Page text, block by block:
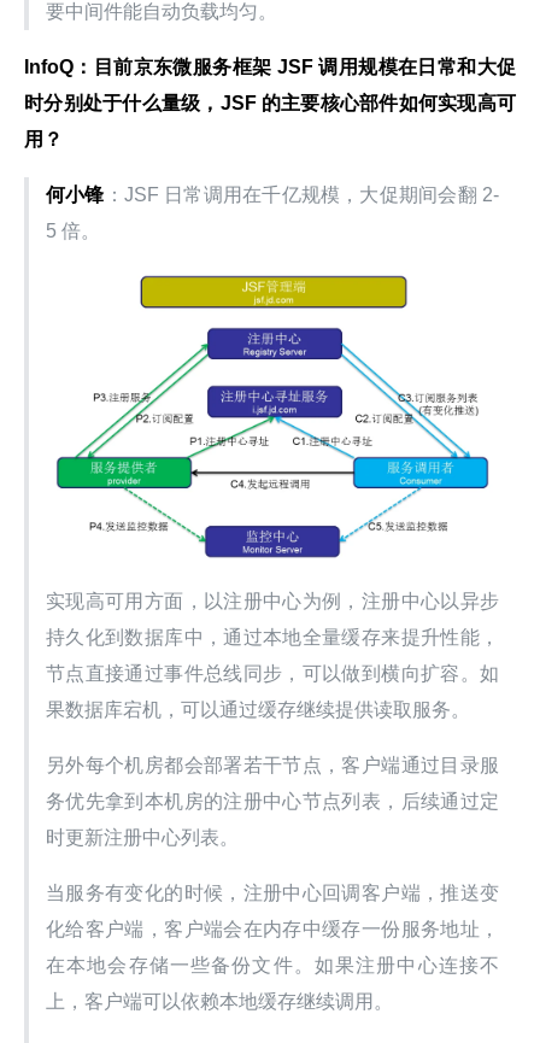
要中间件能自动负载均匀。
InfoQ：目前京东微服务框架 JSF 调用规模在日常和大促
时分别处于什么量级，JSF 的主要核心部件如何实现高可
用？
何小锋 ：JSF 日常调用在千亿规模，大促期间会翻 2-
5 倍。
实现高可用方面，以注册中心为例，注册中心以异步
持久化到数据库中，通过本地全量缓存来提升性能，
节点直接通过事件总线同步，可以做到横向扩容。如
果数据库宕机，可以通过缓存继续提供读取服务。
另外每个机房都会部署若干节点，客户端通过目录服
务优先拿到本机房的注册中心节点列表，后续通过定
时更新注册中心列表。
当服务有变化的时候，注册中心回调客户端，推送变
化给客户端，客户端会在内存中缓存一份服务地址，
在本地会存储一些备份文件。如果注册中心连接不
上，客户端可以依赖本地缓存继续调用。